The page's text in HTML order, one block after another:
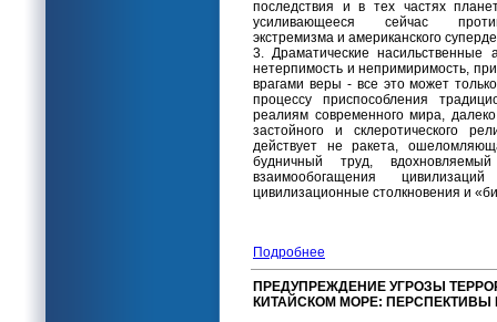
последствия и в тех частях
усиливающееся сейчас
экстремизма и американского
3. Драматические насильственные
нетерпимость и непримиримость,
врагами веры - все это может
процессу приспособления
реалиям современного мира,
застойного и склеротического
действует не ракета,
будничный труд,
взаимообогащения
цивилизационные столкновения и
Подробнее
ПРЕДУПРЕЖДЕНИЕ УГРОЗЫ
КИТАЙСКОМ МОРЕ: